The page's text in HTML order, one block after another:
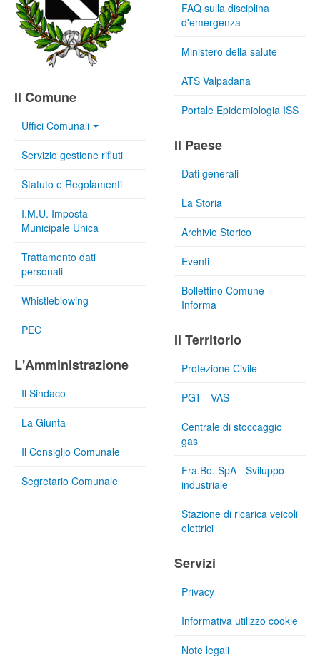
Il Comune
Uffici Comunali
Servizio gestione rifiuti
Statuto e Regolamenti
I.M.U. Imposta
Municipale Unica
Trattamento dati
personali
Whistleblowing
PEC
L'Amministrazione
Il Sindaco
La Giunta
Il Consiglio Comunale
Segretario Comunale
FAQ sulla disciplina
d'emergenza
Ministero della salute
ATS Valpadana
Portale Epidemiologia ISS
Il Paese
Dati generali
La Storia
Archivio Storico
Eventi
Bollettino Comune
Informa
Il Territorio
Protezione Civile
PGT - VAS
Centrale di stoccaggio
gas
Fra.Bo. SpA - Sviluppo
industriale
Stazione di ricarica veicoli
elettrici
Servizi
Privacy
Informativa utilizzo cookie
Note legali